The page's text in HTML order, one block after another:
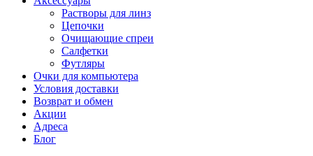
Растворы для линз
Цепочки
Очищающие спреи
Салфетки
Футляры
Очки для компьютера
Условия доставки
Возврат и обмен
Акции
Адреса
Блог